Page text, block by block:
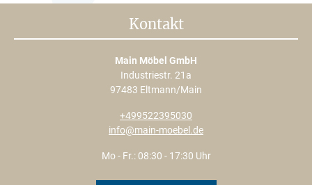
Kontakt
Main Möbel GmbH
Industriestr. 21a
97483 Eltmann/Main
+499522395030
info@main-moebel.de
Mo - Fr.: 08:30 - 17:30 Uhr